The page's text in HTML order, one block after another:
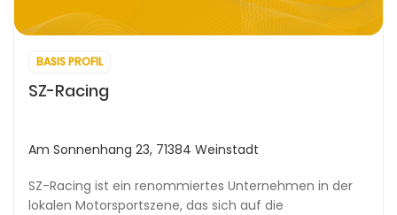
BASIS PROFIL
SZ-Racing
Am Sonnenhang 23, 71384 Weinstadt
SZ-Racing ist ein renommiertes Unternehmen in der
lokalen Motorsportszene, das sich auf die